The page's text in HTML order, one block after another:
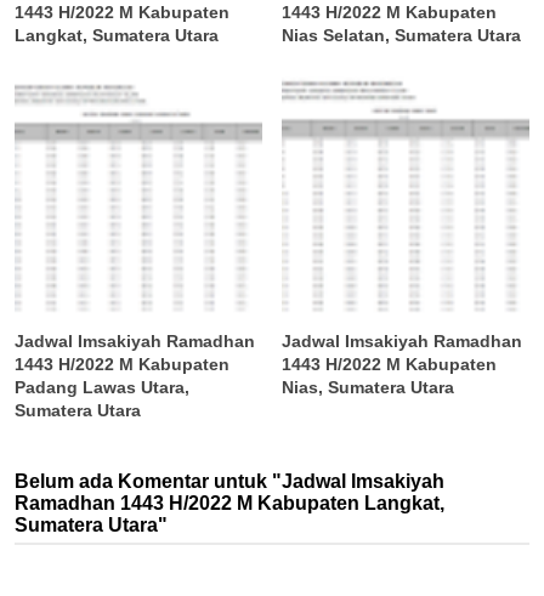
1443 H/2022 M Kabupaten
Langkat, Sumatera Utara
1443 H/2022 M Kabupaten
Nias Selatan, Sumatera Utara
Jadwal Imsakiyah Ramadhan
1443 H/2022 M Kabupaten
Padang Lawas Utara,
Sumatera Utara
Jadwal Imsakiyah Ramadhan
1443 H/2022 M Kabupaten
Nias, Sumatera Utara
Belum ada Komentar untuk "Jadwal Imsakiyah
Ramadhan 1443 H/2022 M Kabupaten Langkat,
Sumatera Utara"